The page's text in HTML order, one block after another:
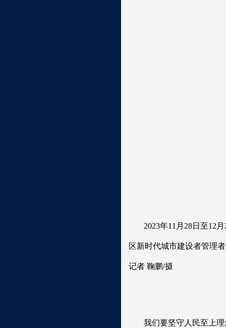
2023年11月28日至12
区新时代城市建设者管理
记者 鞠鹏/摄
我们要坚守人民至上